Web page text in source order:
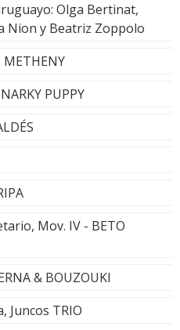
Olga Bertinat,
Nion y Beatriz Zoppolo
PUPPY
Mov. IV - BETO
& BOUZOUKI
Juncos TRIO